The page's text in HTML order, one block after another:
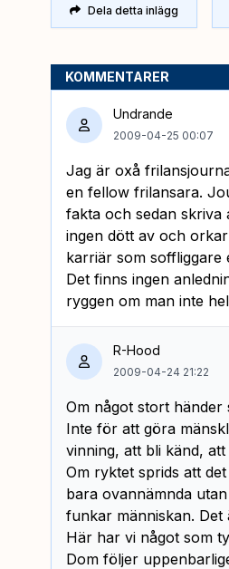
Dela detta inlägg
KOMMENTARER
Undrande
2009-04-25 00:07
Jag är oxå
en fellow frilansara.
fakta och sedan skriva
ingen dött av och
karriär som soffliggare
Det finns ingen
ryggen om man inte
R-Hood
2009-04-24 21:22
Om något stort händer
Inte för att göra
vinning, att bli känd,
Om ryktet sprids att
bara ovannämnda
funkar människan.
Här har vi något som
Dom följer